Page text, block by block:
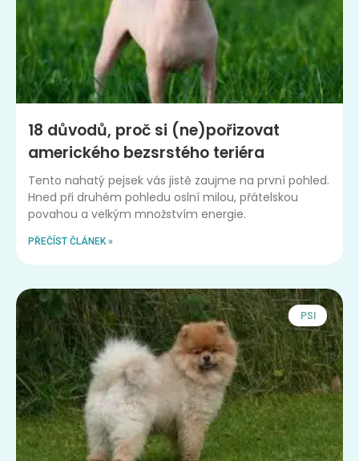
18 důvodů, proč si (ne)pořizovat
amerického bezsrstého teriéra
Tento nahatý pejsek vás jistě zaujme na první pohled.
Hned při druhém pohledu oslní milou, přátelskou
povahou a velkým množstvím energie.
PŘEČÍST ČLÁNEK »
PSI